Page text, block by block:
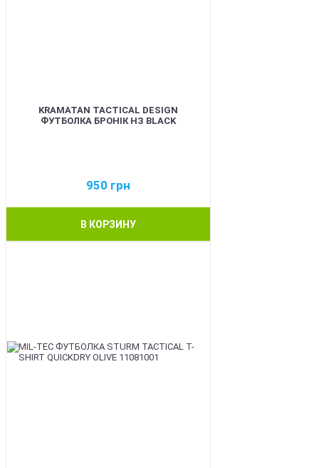
KRAMATAN TACTICAL DESIGN
ФУТБОЛКА БРОНІК НЗ BLACK
950 грн
В КОРЗИНУ